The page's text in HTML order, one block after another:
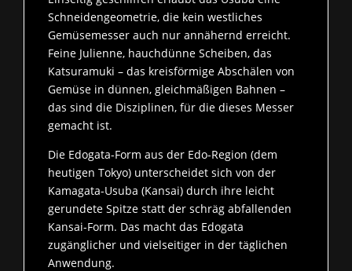
Schneidengeometrie, die kein westliches
Gemüsemesser auch nur annähernd erreicht.
Feine Julienne, hauchdünne Scheiben, das
Katsuramuki – das kreisförmige Abschälen von
Gemüse in dünnen, gleichmäßigen Bahnen –
das sind die Disziplinen, für die dieses Messer
gemacht ist.
Die Edogata-Form aus der Edo-Region (dem
heutigen Tokyo) unterscheidet sich von der
Kamagata-Usuba (Kansai) durch ihre leicht
gerundete Spitze statt der schräg abfallenden
Kansai-Form. Das macht das Edogata
zugänglicher und vielseitiger in der täglichen
Anwendung.